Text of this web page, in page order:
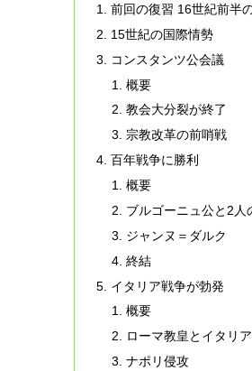
前回の復習 16世紀前半
15世紀の国際情勢
コンスタンツ公会議
概要
教会大分裂が終了
宗教改革の前哨戦
百年戦争に勝利
概要
ブルゴーニュ公と2人
ジャンヌ＝ダルク
終結
イタリア戦争が勃発
概要
ローマ教皇とイタリア
ナポリ侵攻